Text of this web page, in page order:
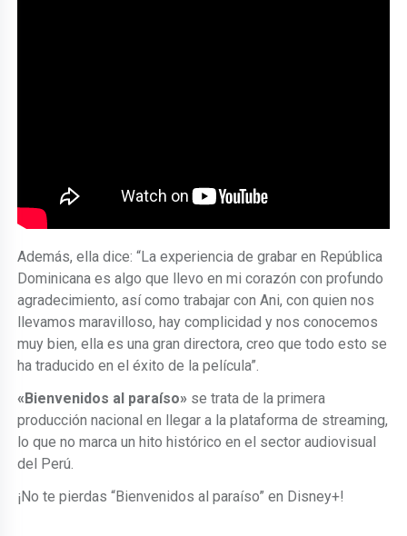
Además, ella dice: “La experiencia de grabar en República
Dominicana es algo que llevo en mi corazón con profundo
agradecimiento, así como trabajar con Ani, con quien nos
llevamos maravilloso, hay complicidad y nos conocemos
muy bien, ella es una gran directora, creo que todo esto se
ha traducido en el éxito de la película”.
«Bienvenidos al paraíso» se trata de la primera
producción nacional en llegar a la plataforma de streaming,
lo que no marca un hito histórico en el sector audiovisual
del Perú.
¡No te pierdas “Bienvenidos al paraíso” en Disney+!